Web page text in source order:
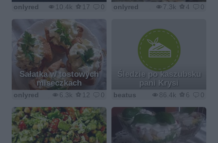
10.4k 17 0
onlyred 7.3k 4 0
onlyred
Sałatka w tostowych
miseczkach
6.3k 12 0
onlyred
Śledzie po kaszubsku
pani Krysi
86.4k 6 0
beatus